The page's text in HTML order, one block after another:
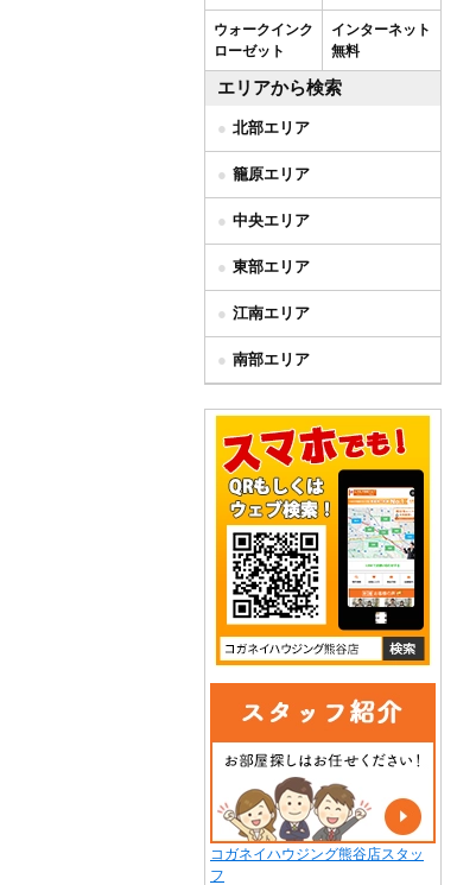
ウォークインク
ローゼット
インターネット
無料
エリアから検索
北部エリア
籠原エリア
中央エリア
東部エリア
江南エリア
南部エリア
コガネイハウジング熊谷店スタッ
フ